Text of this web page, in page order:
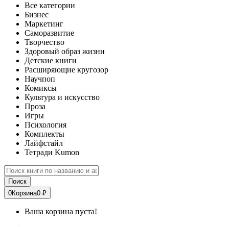
Все категории
Бизнес
Маркетинг
Саморазвитие
Творчество
Здоровый образ жизни
Детские книги
Расширяющие кругозор
Научпоп
Комиксы
Культура и искусство
Проза
Игры
Психология
Комплекты
Лайфстайл
Тетради Kumon
Поиск
0Корзина0 ₽
Ваша корзина пуста!